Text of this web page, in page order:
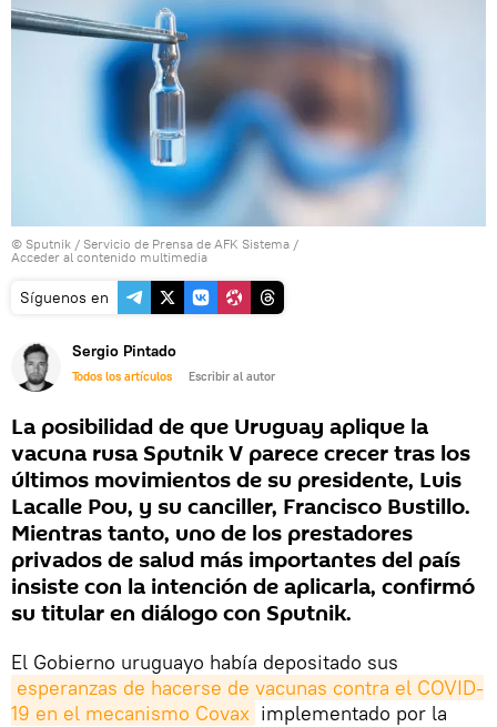
© Sputnik / Servicio de Prensa de AFK Sistema /
Acceder al contenido multimedia
Síguenos en
Sergio Pintado
Todos los artículos Escribir al autor
La posibilidad de que Uruguay aplique la
vacuna rusa Sputnik V parece crecer tras los
últimos movimientos de su presidente, Luis
Lacalle Pou, y su canciller, Francisco Bustillo.
Mientras tanto, uno de los prestadores
privados de salud más importantes del país
insiste con la intención de aplicarla, confirmó
su titular en diálogo con Sputnik.
El Gobierno uruguayo había depositado sus
esperanzas de hacerse de vacunas contra el COVID-
19 en el mecanismo Covax implementado por la